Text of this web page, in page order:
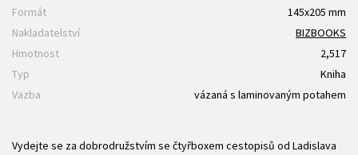
Formát
145x205 mm
Nakladatelství
BIZBOOKS
Hmotnost
2,517
Typ
Kniha
Vazba
vázaná s laminovaným potahem
Vydejte se za dobrodružstvím se čtyřboxem cestopisů od Ladislava